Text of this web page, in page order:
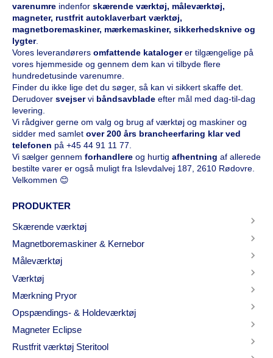
varenumre indenfor skærende værktøj, måleværktøj,
magneter, rustfrit autoklaverbart værktøj,
magnetboremaskiner, mærkemaskiner, sikkerhedsknive og
lygter.
Vores leverandørers omfattende katalogerer tilgængelige på
vores hjemmeside og gennem dem kan vi tilbyde flere
hundredetusinde varenumre.
Finder du ikke lige det du søger, så kan vi sikkert skaffe det.
Derudover svejservi båndsavblade efter mål med dag-til-dag
levering.
Vi rådgiver gerne om valg og brug af værktøj og maskiner og
sidder med samlet over 200 års brancheerfaring klar ved
telefonen på +45 44 91 11 77
Vi sælger gennem forhandlere og hurtig afhentning af allerede
bestilte varer er også muligt fra Islevdalvej 187, 2610 Rødovre.
Velkommen 😊
PRODUKTER
Skærende værktøj
Magnetboremaskiner & Kernebor
Måleværktøj
Værktøj
Mærkning Pryor
Opspændings- & Holdeværktøj
Magneter Eclipse
Rustfrit værktøj Steritool